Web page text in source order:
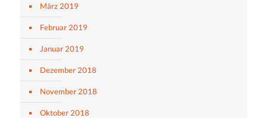
März 2019
Februar 2019
Januar 2019
Dezember 2018
November 2018
Oktober 2018